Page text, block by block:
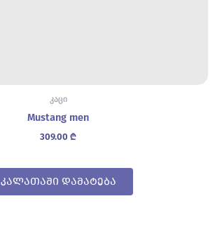
კაცი
Mustang men
309.00 ₾
კალათაში დამატება